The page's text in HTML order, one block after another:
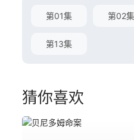
第01集 第02集
第13集
猜你喜欢